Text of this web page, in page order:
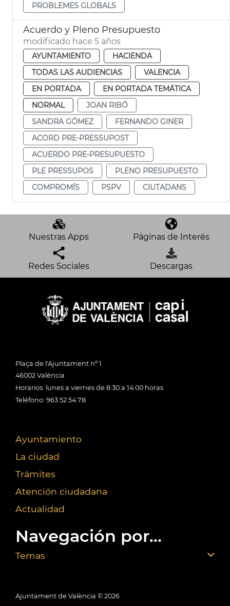
PROBLEMES GLOBALS
Acuerdo y Pleno Presupuesto
modificado hace 5 años
AYUNTAMIENTO
HACIENDA
TODAS LAS AUDIENCIAS
VALENCIA
EN PORTADA
EN PORTADA TEMÁTICA
NORMAL
JOAN RIBÓ
SANDRA GÓMEZ
FERNANDO GINER
ACORD PRE-PRESSUPOST
ACUERDO PRE-PRESUPUESTO
PLE PRESSUPOS
PLENO PRESUPUESTO
COMPROMÍS
PSPV CIUTADANS
Nuestras Apps Páginas de Interés
Redes Sociales Descargas
Plaça de l'Ajuntament nº 1
46002 València
Horarios: lunes a viernes de 8:30 a 14:00 horas
Teléfono: 963 52 54 78
Ayuntamiento
La ciudad
Trámites
Atención ciudadana
Actualidad
Navegación por...
Temas
Ajuntament de València © 2026